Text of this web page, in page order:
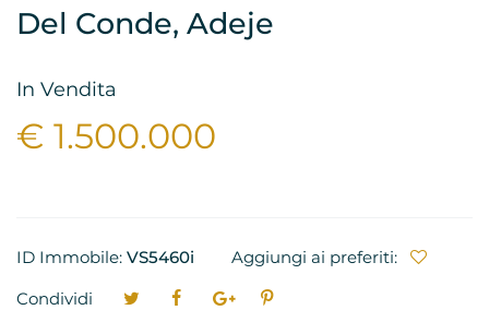
Del Conde, Adeje
In Vendita
€ 1.500.000
ID Immobile: VS5460i
Aggiungi ai preferiti:
Condividi